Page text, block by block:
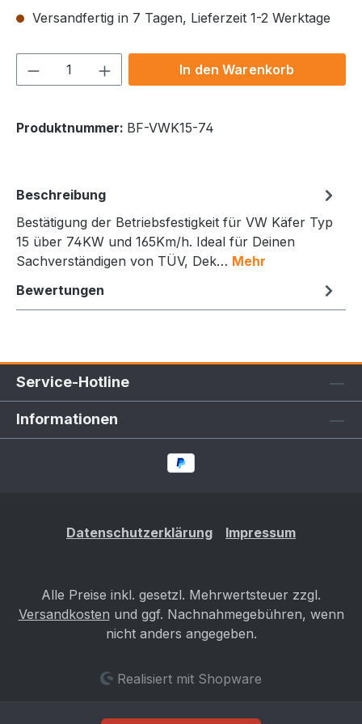
Versandfertig in 7 Tagen, Lieferzeit 1-2 Werktage
Produkt Anzahl: Gib denIn den Warenkorb
Produktnummer: BF-VWK15-74
Beschreibung
Bestätigung der Betriebsfestigkeit für VW Käfer Typ
15 über 74KW und 165Km/h. Ideal für Deinen
Sachverständigen von TÜV, Dek… Mehr
Bewertungen
Service-Hotline
Informationen
Datenschutzerklärung Impressum
Alle Preise inkl. gesetzl. Mehrwertsteuer zzgl.
Versandkosten und ggf. Nachnahmegebühren, wenn
nicht anders angegeben.
Realisiert mit Shopware